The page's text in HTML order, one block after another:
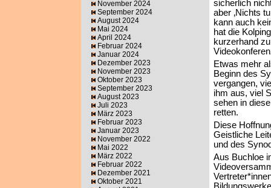
November 2024
September 2024
August 2024
Mai 2024
April 2024
Februar 2024
Januar 2024
Dezember 2023
November 2023
Oktober 2023
September 2023
August 2023
Juli 2023
März 2023
Februar 2023
Januar 2023
November 2022
Mai 2022
März 2022
Februar 2022
Dezember 2021
Oktober 2021
sicherlich
aber ‚Nichts
kann auch
hat die
kurzerhand
Etwas mehr
Beginn des
vergangen,
ihm aus, viel
sehen in
retten.
Diese
Geistliche
und des
Aus Buchloe